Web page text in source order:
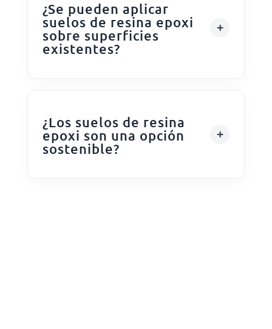
¿Se pueden aplicar
suelos de resina epoxi
sobre superficies
existentes?
¿Los suelos de resina
epoxi son una opción
sostenible?